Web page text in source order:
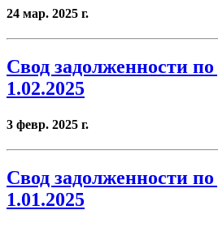
24 мар. 2025 г.
Свод задолженности
1.02.2025
3 февр. 2025 г.
Свод задолженности
1.01.2025